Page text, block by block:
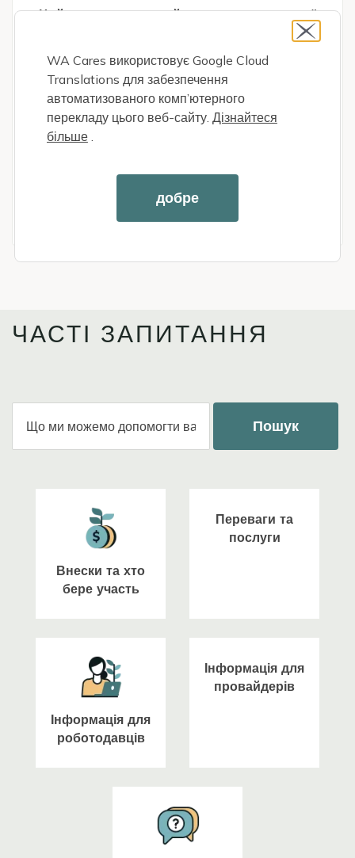
Цей чат призначений лише для загальної
інформації про програму. Якщо у вас є
запитання щодо вашої пільги, завершіть
цей чат і увійдіть у свій обліковий запис
WA Cares, щоб розпочати безпечний
сеанс.
ЧАСТІ ЗАПИТАННЯ
Внески та хто
бере участь
Переваги та
послуги
Інформація для
роботодавців
Інформація для
провайдерів
WA Cares використовує Google Cloud
Translations для забезпечення
автоматизованого комп’ютерного
перекладу цього веб-сайту. Дізнайтеся
більше.
добре